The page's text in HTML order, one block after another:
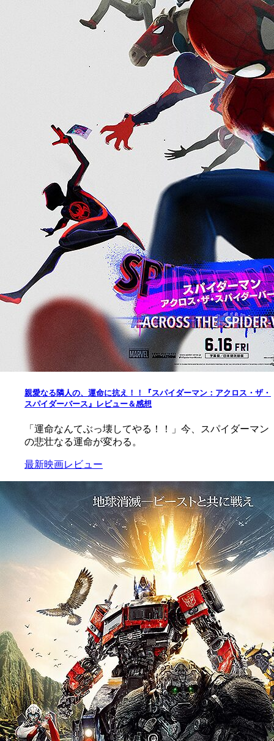
親愛なる隣人の、運命に抗え！！『スパイダーマン：アクロス・ザ・
スパイダーバース』レビュー＆感想
「運命なんてぶっ壊してやる！！」今、スパイダーマン
の悲壮なる運命が変わる。
最新映画レビュー